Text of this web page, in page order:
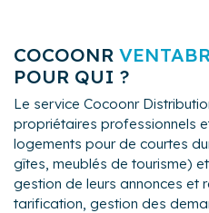
et la satisfaction de vos
COCOONR
POUR QUI ?
Le service Cocoonr
propriétaires professionnels
logements pour de courtes
gîtes, meublés de tourisme)
gestion de leurs annonces et
tarification, gestion des